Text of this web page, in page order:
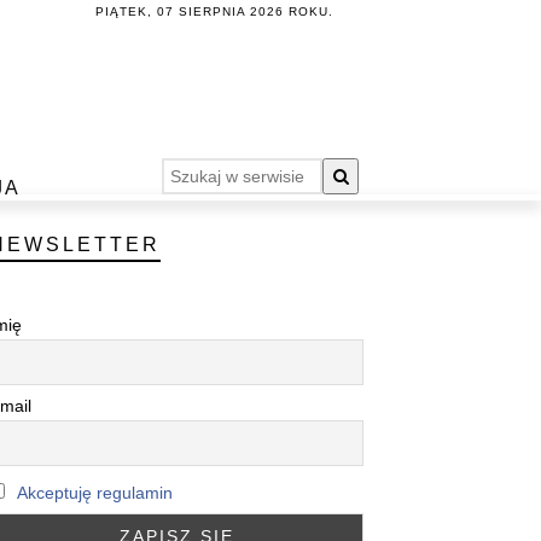
PIĄTEK, 07 SIERPNIA 2026 ROKU.
Akceptuję regulamin